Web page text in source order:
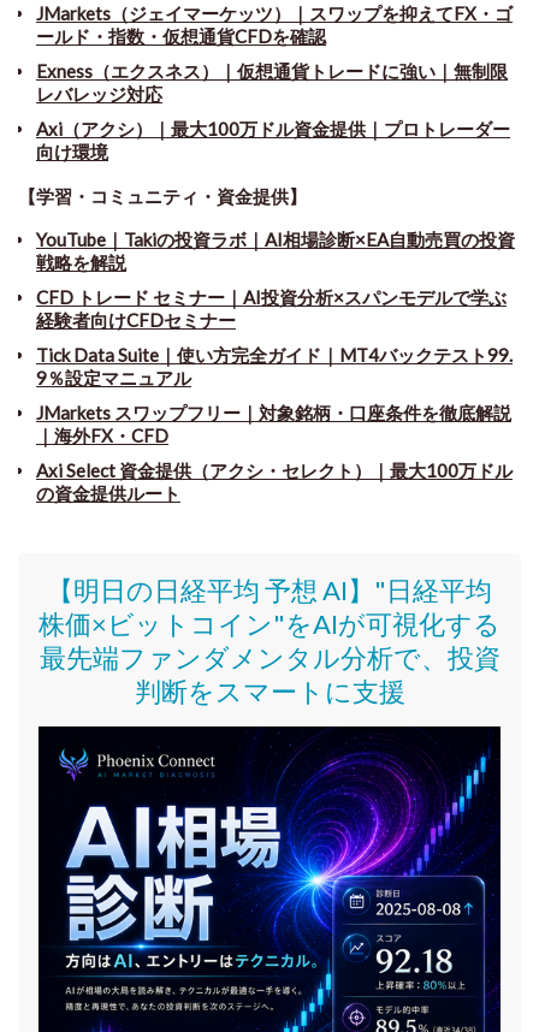
JMarkets（ジェイマーケッツ）｜スワップを抑えてFX・ゴ
ールド・指数・仮想通貨CFDを確認
Exness（エクスネス）｜仮想通貨トレードに強い｜無制限
レバレッジ対応
Axi（アクシ）｜最大100万ドル資金提供｜プロトレーダー
向け環境
【学習・コミュニティ・資金提供】
YouTube｜Takiの投資ラボ｜AI相場診断×EA自動売買の投資
戦略を解説
CFD トレード セミナー ｜ AI投資分析×スパンモデルで学ぶ
経験者向けCFDセミナー
Tick Data Suite ｜ 使い方完全ガイド｜MT4バックテスト99.
9％設定マニュアル
JMarkets スワップフリー ｜ 対象銘柄・口座条件を徹底解説
｜海外FX・CFD
Axi Select 資金提供（アクシ・セレクト）｜最大100万ドル
の資金提供ルート
【明日の日経平均 予想 AI】"日経平均
株価×ビットコイン"をAIが可視化する
最先端ファンダメンタル分析で、投資
判断をスマートに支援